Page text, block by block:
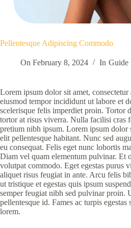
Pellentesque Adipiscing Commodo
On February 8, 2024 In Guide
Lorem ipsum dolor sit amet,
eiusmod tempor incididunt ut labore et
scelerisque felis imperdiet proin. Tortor
tortor at risus viverra. Nulla facilisi cras
pretium nibh ipsum. Lorem ipsum dolor
elit pellentesque habitant. Nunc sed
eu consequat. Felis eget nunc lobortis
Diam vel quam elementum pulvinar. Et
volutpat commodo. Eget egestas purus
aliquet risus feugiat in ante. Arcu felis
ut tristique et egestas quis ipsum
semper feugiat nibh sed pulvinar proin.
pellentesque id. Fames ac turpis
lorem.